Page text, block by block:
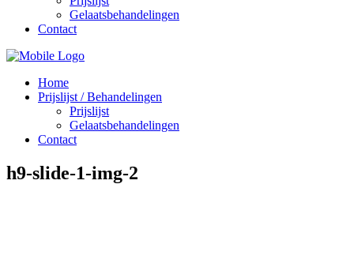
Gelaatsbehandelingen
Contact
Home
Prijslijst / Behandelingen
Prijslijst
Gelaatsbehandelingen
Contact
h9-slide-1-img-2